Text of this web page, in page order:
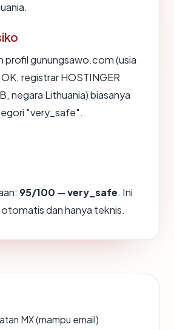
profil gunungsawo.com (usia
registrar HOSTINGER
negara Lithuania) biasanya
"very_safe".
95/100 —very_safe. Ini
dan hanya teknis.
MX (mampu email)